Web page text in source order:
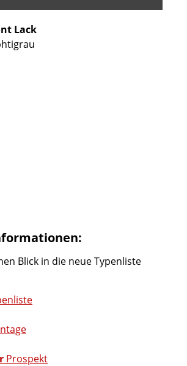
Lack
Blick in die neue Typenliste
Prospekt